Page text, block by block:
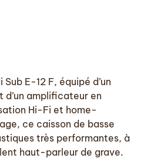
E-12 F, équipé d’un
amplificateur en
Hi-Fi et home-
ce caisson de basse
très performantes, à
haut-parleur de grave.